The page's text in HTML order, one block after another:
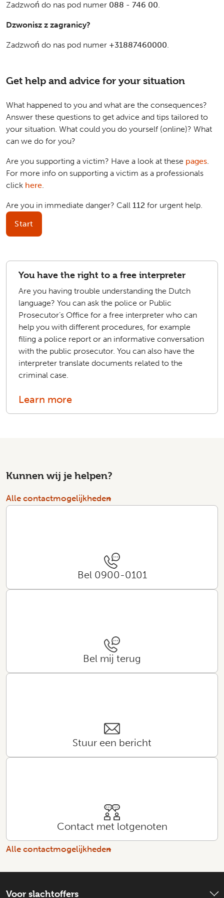
Zadzwoń do nas pod numer 088 - 746 00.
Dzwonisz z zagranicy?
Zadzwoń do nas pod numer +31887460000.
Get help and advice for your situation
What happened to you and what are the consequences?
Answer these questions to get advice and tips tailored to
your situation. What could you do yourself (online)? What
can we do for you?
Are you supporting a victim? Have a look at these pages.
For more info on supporting a victim as a professionals
click here.
Are you in immediate danger? Call 112 for urgent help.
Start
You have the right to a free interpreter
Are you having trouble understanding the Dutch
language? You can ask the police or Public
Prosecutor’s Office for a free interpreter who can
help you with different procedures, for example
filing a police report or an informative conversation
with the public prosecutor. You can also have the
interpreter translate documents related to the
criminal case.
Learn more
Kunnen wij je helpen?
Alle contactmogelijkheden
Bel 0900-0101
Bel mij terug
Stuur een bericht
Contact met lotgenoten
Alle contactmogelijkheden
Voor slachtoffers